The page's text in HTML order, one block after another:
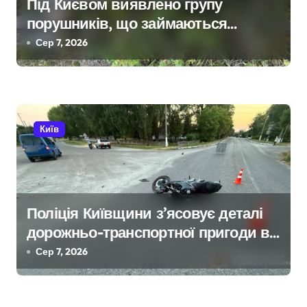
п
и
і
в
Під Києвом виявлено групу
порушників, що займаються
незаконною вирубкою лісу
Сер 7, 2026
Київ
Поліція Київщини з’ясовує деталі
дорожньо-транспортної пригоди в
селі Щербаки за участю двох
неповнолітніх постраждалих
Сер 7, 2026